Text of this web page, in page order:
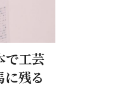
で工芸
残る